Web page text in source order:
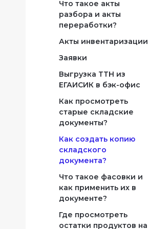
Где посмотреть,
какие типы оплат
использовались при
оплате чека или за
расход продуктов за
рабочий день?
Где посмотреть
возвраты чеков?
Что такое акты
разбора и акты
переработки?
Акты инвентаризации
Заявки
Выгрузка ТТН из
ЕГАИСИК в бэк-офис
Как просмотреть
старые складские
документы?
Как создать копию
складского
документа?
Что такое фасовки и
как применить их в
документе?
Где просмотреть
остатки продуктов на